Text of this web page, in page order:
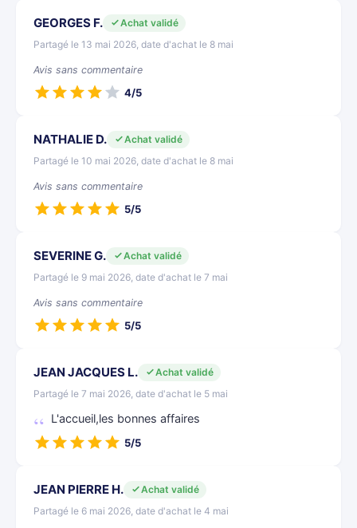
GEORGES F.
Achat validé
Partagé le 13 mai 2026, date d'achat le 8 mai
Avis sans commentaire
4/5
NATHALIE D.
Achat validé
Partagé le 10 mai 2026, date d'achat le 8 mai
Avis sans commentaire
5/5
SEVERINE G.
Achat validé
Partagé le 9 mai 2026, date d'achat le 7 mai
Avis sans commentaire
5/5
JEAN JACQUES L.
Achat validé
Partagé le 7 mai 2026, date d'achat le 5 mai
L'accueil,les bonnes affaires
5/5
JEAN PIERRE H.
Achat validé
Partagé le 6 mai 2026, date d'achat le 4 mai